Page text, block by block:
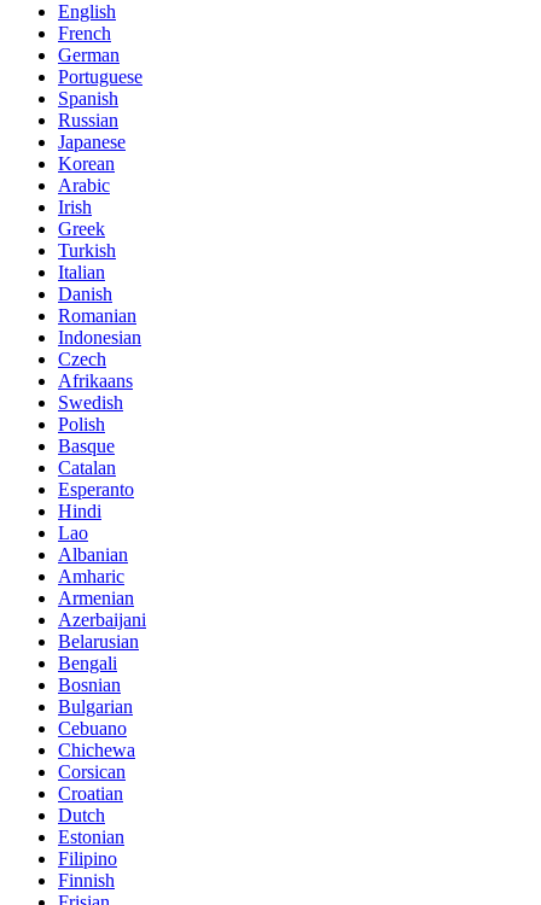
English
French
German
Portuguese
Spanish
Russian
Japanese
Korean
Arabic
Irish
Greek
Turkish
Italian
Danish
Romanian
Indonesian
Czech
Afrikaans
Swedish
Polish
Basque
Catalan
Esperanto
Hindi
Lao
Albanian
Amharic
Armenian
Azerbaijani
Belarusian
Bengali
Bosnian
Bulgarian
Cebuano
Chichewa
Corsican
Croatian
Dutch
Estonian
Filipino
Finnish